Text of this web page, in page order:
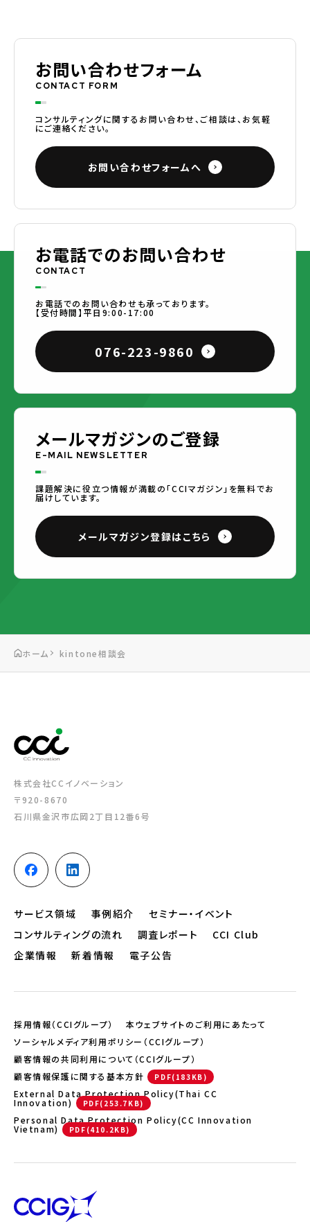
お問い合わせフォーム
CONTACT FORM
コンサルティングに関するお問い合わせ、ご相談は、お気軽
にご連絡ください。
お問い合わせフォームへ
お電話でのお問い合わせ
CONTACT
お電話でのお問い合わせも承っております。
【受付時間】平日9:00-17:00
076-223-9860
メールマガジンのご登録
E-MAIL NEWSLETTER
課題解決に役立つ情報が満載の「CCIマガジン」を無料でお
届けしています。
メールマガジン登録はこちら
ホーム kintone相談会
株式会社CCイノベーション
〒920-8670
石川県金沢市広岡2丁目12番6号
サービス領域 事例紹介
セミナー・イベント
コンサルティングの流れ
調査レポート
CCI Club
企業情報
新着情報 電子公告
採用情報（CCIグループ）
本ウェブサイトのご利用にあたって
ソーシャルメディア利用ポリシー（CCIグループ）
顧客情報の共同利用について（CCIグループ）
顧客情報保護に関する基本方針
External Data Protection Policy(Thai CC
Innovation)
Personal Data Protection Policy(CC Innovation
Vietnam)